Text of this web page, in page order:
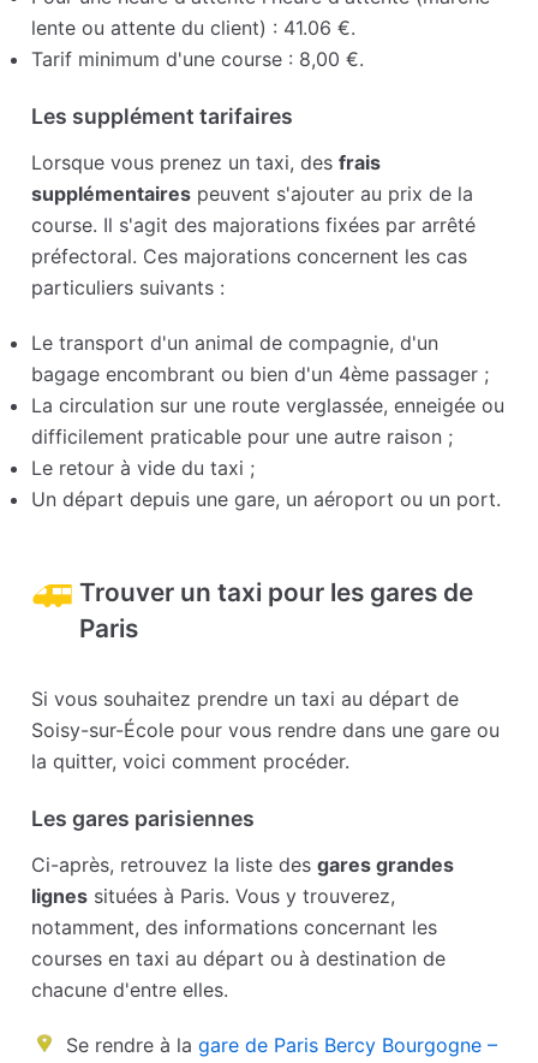
lente ou attente du client) : 41.06 €.
Tarif minimum d'une course : 8,00 €.
Les supplément tarifaires
Lorsque vous prenez un taxi, desfrais
supplémentaires peuvent s'ajouter au prix de la
course. Il s'agit des majorations fixées par arrêté
préfectoral. Ces majorations concernent les cas
particuliers suivants :
Le transport d'un animal de compagnie, d'un
bagage encombrant ou bien d'un 4ème passager ;
La circulation sur une route verglassée, enneigée ou
difficilement praticable pour une autre raison ;
Le retour à vide du taxi ;
Un départ depuis une gare, un aéroport ou un port.
Trouver un taxi pour les gares de
Paris
Si vous souhaitez prendre un taxi au départ de
Soisy-sur-École pour vous rendre dans une gare ou
la quitter, voici comment procéder.
Les gares parisiennes
Ci-après, retrouvez la liste desgares grandes
lignes situées à Paris. Vous y trouverez,
notamment, des informations concernant les
courses en taxi au départ ou à destination de
chacune d'entre elles.
Se rendre à la gare de Paris Bercy Bourgogne –